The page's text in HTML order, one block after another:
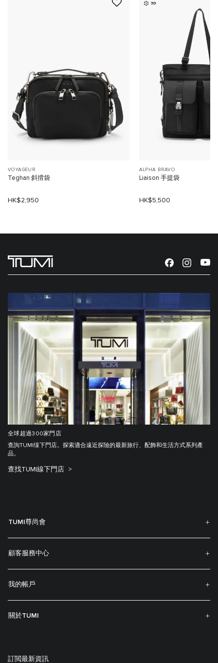
VOYAGEUR
Teghan 斜揹袋
HK$2,950
3D
ALPHA BRAVO
Liaison 手提袋
HK$5,500
全球超過300家門店
查詢TUMI缐下門店。探索適合遠近探險的最新旅行、配飾和生活方式系列產
品。
查找TUMI線下門店
TUMI尊尚會
顧客服務中心
我的帳戶
關於TUMI
訂閲最新資訊